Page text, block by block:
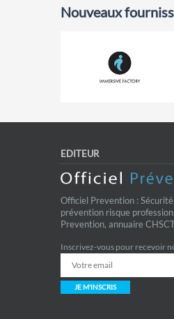
Nouveaux
EDITEUR
Officiel Prevention :
prévention risque
Prevention, annuaire
Inscrivez-vous pour recevoir
JE M'INSCRIS